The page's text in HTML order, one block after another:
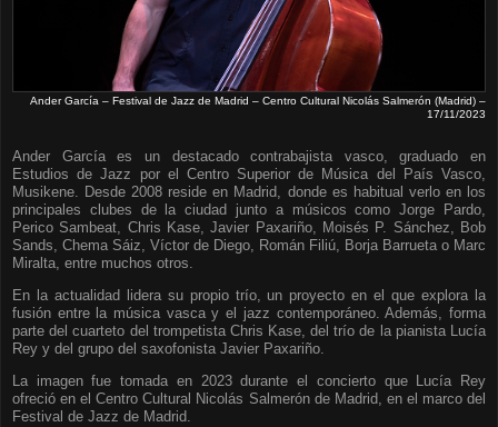
Ander García – Festival de Jazz de Madrid – Centro Cultural Nicolás Salmerón (Madrid) –
17/11/2023
Ander García es un destacado contrabajista vasco, graduado en
Estudios de Jazz por el Centro Superior de Música del País Vasco,
Musikene. Desde 2008 reside en Madrid, donde es habitual verlo en los
principales clubes de la ciudad junto a músicos como Jorge Pardo,
Perico Sambeat, Chris Kase, Javier Paxariño, Moisés P. Sánchez, Bob
Sands, Chema Sáiz, Víctor de Diego, Román Filiú, Borja Barrueta o Marc
Miralta, entre muchos otros.
En la actualidad lidera su propio trío, un proyecto en el que explora la
fusión entre la música vasca y el jazz contemporáneo. Además, forma
parte del cuarteto del trompetista Chris Kase, del trío de la pianista Lucía
Rey y del grupo del saxofonista Javier Paxariño.
La imagen fue tomada en 2023 durante el concierto que Lucía Rey
ofreció en el Centro Cultural Nicolás Salmerón de Madrid, en el marco del
Festival de Jazz de Madrid.